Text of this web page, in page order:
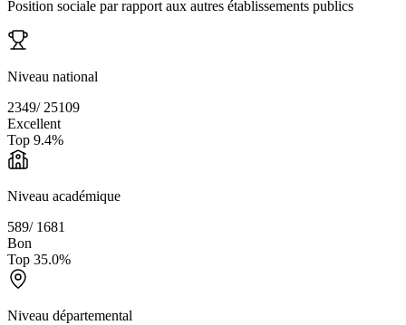
Position sociale par rapport aux autres établissements publics
Niveau national
2349/ 25109
Excellent
Top 9.4%
Niveau académique
589/ 1681
Bon
Top 35.0%
Niveau départemental